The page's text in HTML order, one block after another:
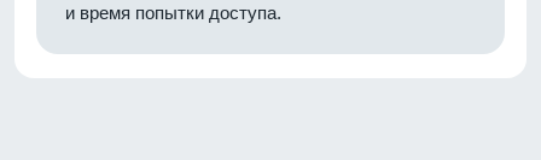
и время попытки доступа.